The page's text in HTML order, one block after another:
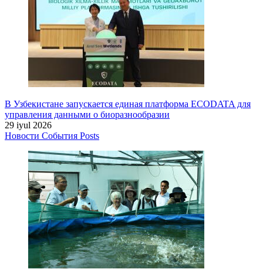
В Узбекистане запускается единая платформа ECODATA для
управления данными о биоразнообразии
29 iyul 2026
Новости События Posts